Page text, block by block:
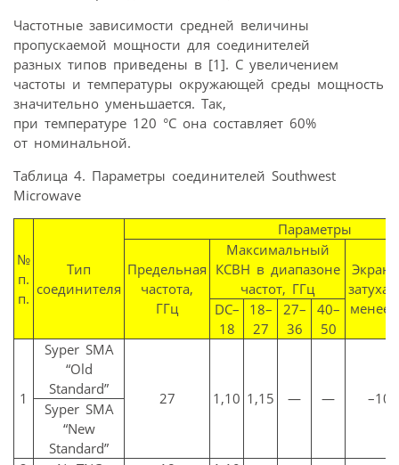
Частотные зависимости средней величины
пропускаемой мощности для соединителей
разных типов приведены в [1]. С увеличением
частоты и температуры окружающей среды мощность
значительно уменьшается. Так,
при температуре 120 °С она составляет 60%
от номинальной.
Таблица 4. Параметры соединителей Southwest
Microwave
№
п.
п.
Тип
соединителя
Параметры
Предельная
частота,
ГГц
Максимальный
КСВН в диапазоне
частот, ГГц
менее,
DC–
18
18–
27
27–
36
40–
50
1
Syper SMA
“Old
Standard”
27 1,10 1,15 — — –100
Syper SMA
“New
Standard”